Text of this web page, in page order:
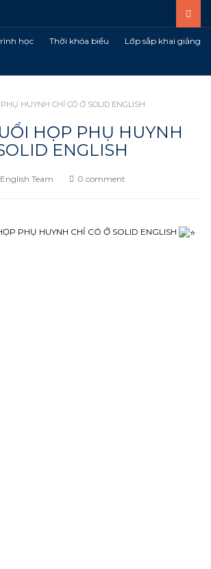
học Thời khóa biểu
Lớp sắp khai giảng
HUYNH CHỈ CÓ Ở SOLID ENGLISH
HỌP PHỤ HUYNH
ENGLISH
Team 0 comment
PHỤ HUYNH CHỈ CÓ Ở SOLID ENGLISH